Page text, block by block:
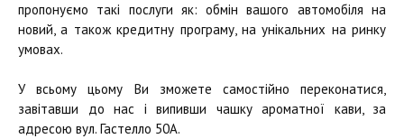
пропонуємо такі послуги як: обмін вашого автомобіля на
новий, а також кредитну програму, на унікальних на ринку
умовах.
У всьому цьому Ви зможете самостійно переконатися,
завітавши до нас і випивши чашку ароматної кави, за
адресою вул. Гастелло 50А.